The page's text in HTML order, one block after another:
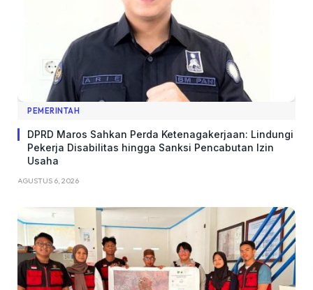
PEMERINTAH
DPRD Maros Sahkan Perda Ketenagakerjaan: Lindungi
Pekerja Disabilitas hingga Sanksi Pencabutan Izin
Usaha
AGUSTUS 6, 2026